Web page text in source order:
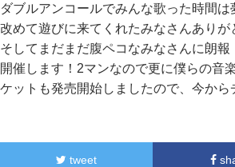
ダブルアンコールでみんな歌った時間は
改めて遊びに来てくれたみなさんありが
そしてまだまだ腹ペコなみなさんに朗
開催します！2マンなので更に僕らの音
ケットも発売開始しましたので、今か
tweet